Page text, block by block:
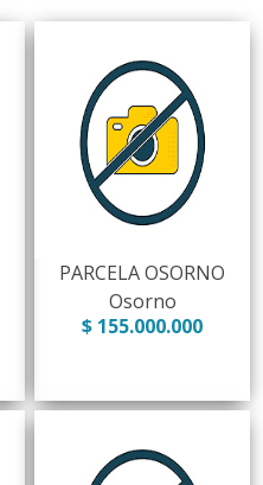
PARCELA OSORNO
Osorno
$ 155.000.000